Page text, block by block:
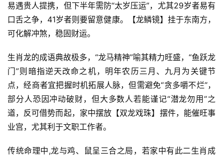
易遇贵人提携，但下半年需防“太岁压运”，尤其29岁者易有
口舌之争，41岁者则要留意健康。【龙鳞镜】挂于东南方，
可化解冲煞，稳固财运。
生肖龙的成语典故极多，“龙马精神”喻其精力旺盛，“鱼跃龙
门”则暗指逆天改命之机，明年农历三月、九月为关键节
点，经商者宜把握时机拓展人脉，但需避免“贪多嚼不烂”，
部分人恐因冲动破财，但大多数人若能谨记“潜龙勿用”之
道，反可借势而起，家中摆放【双龙戏珠】摆件，能催旺事
业宫，尤其利于文职工作者。
传统命理中,龙与鸡、鼠呈三合之局，若家中有此二生肖成